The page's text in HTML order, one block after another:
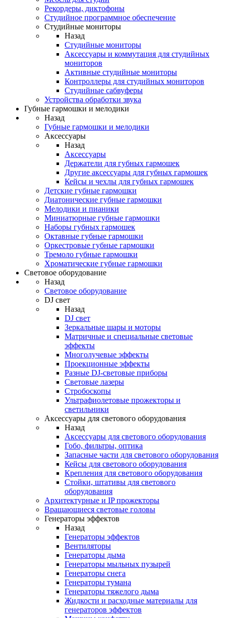
Рекордеры, диктофоны
Студийное программное обеспечение
Студийные мониторы
Назад
Студийные мониторы
Аксессуары и коммутация для студийных
мониторов
Активные студийные мониторы
Контроллеры для студийных мониторов
Студийные сабвуферы
Устройства обработки звука
Губные гармошки и мелодики
Назад
Губные гармошки и мелодики
Аксессуары
Назад
Аксессуары
Держатели для губных гармошек
Другие аксессуары для губных гармошек
Кейсы и чехлы для губных гармошек
Детские губные гармошки
Диатонические губные гармошки
Мелодики и пианики
Миниатюрные губные гармошки
Наборы губных гармошек
Октавные губные гармошки
Оркестровые губные гармошки
Тремоло губные гармошки
Хроматические губные гармошки
Световое оборудование
Назад
Световое оборудование
DJ свет
Назад
DJ свет
Зеркальные шары и моторы
Матричные и специальные световые
эффекты
Многолучевые эффекты
Проекционные эффекты
Разные DJ-световые приборы
Световые лазеры
Стробоскопы
Ультрафиолетовые прожекторы и
светильники
Аксессуары для светового оборудования
Назад
Аксессуары для светового оборудования
Гобо, фильтры, оптика
Запасные части для светового оборудования
Кейсы для светового оборудования
Крепления для светового оборудования
Стойки, штативы для светового
оборудования
Архитектурные и IP прожекторы
Вращающиеся световые головы
Генераторы эффектов
Назад
Генераторы эффектов
Вентиляторы
Генераторы дыма
Генераторы мыльных пузырей
Генераторы снега
Генераторы тумана
Генераторы тяжелого дыма
Жидкости и расходные материалы для
генераторов эффектов